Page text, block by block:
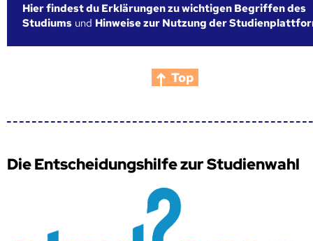
Hier findest du Erklärungen zu wichtigen Begriffen des
Studiums und Hinweise zur Nutzung der
Top
Die Entscheidungshilfe zur Studienwahl